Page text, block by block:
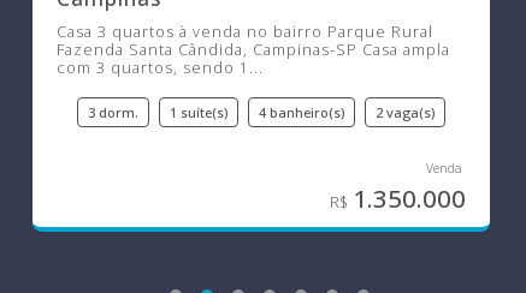
Casa 3 quartos à venda no bairro Parque Rural
Fazenda Santa Cândida, Campinas-SP Casa ampla
com 3 quartos, sendo 1...
3 dorm. 1 suíte(s) 4 banheiro(s) 2 vaga(s)
1.350.000